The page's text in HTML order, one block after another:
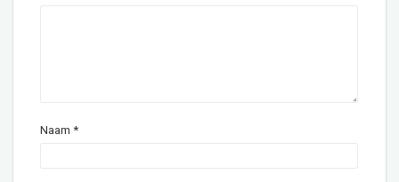
Naam *